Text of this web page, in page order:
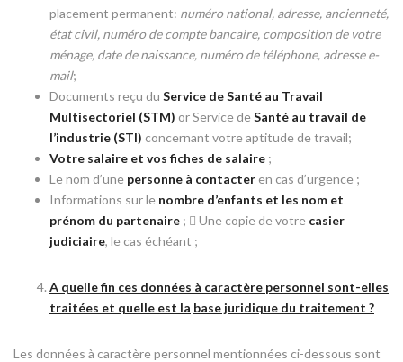
placement permanent: numéro national, adresse, ancienneté,
état civil, numéro de compte bancaire, composition de votre
ménage, date de naissance, numéro de téléphone, adresse e-
mail;
Documents reçu du Service de Santé au Travail
Multisectoriel (STM) or Service deSanté au travail de
l’industrie (STI) concernant votre aptitude de travail;
Votre salaire et vos fiches de salaire ;
Le nom d’une personne à contacter en cas d’urgence ;
Informations sur le nombre d’enfants et les nom et
prénom du partenaire ;  Une copie de votre casier
judiciaire, le cas échéant ;
A quelle fin ces données à caractère personnel sont-elles
traitées et quelle est la base juridique du traitement ?
Les données à caractère personnel mentionnées ci-dessous sont